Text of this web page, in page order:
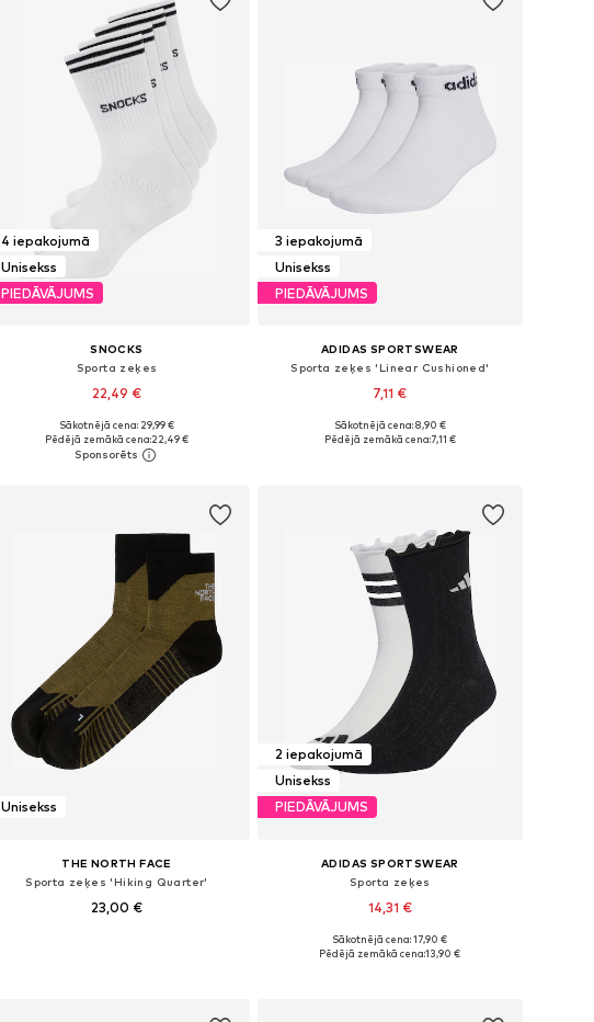
4 iepakojumā
Unisekss
PIEDĀVĀJUMS
SNOCKS
Sporta zeķes
22,49 €
Pieejamie izmēri: 39-42, 43-46
Pievienot grozam
Sākotnējā cena: 29,99 €
Pēdējā zemākā cena:22,49 €
3 iepakojumā
Unisekss
PIEDĀVĀJUMS
ADIDAS SPORTSWEAR
Sporta zeķes 'Linear Cushioned'
7,11 €
Pieejams daudzos izmēros
Sākotnējā cena: 8,90 €
Pēdējā zemākā cena:7,11 €
Unisekss
THE NORTH FACE
Sporta zeķes 'Hiking Quarter'
23,00 €
2 iepakojumā
Unisekss
PIEDĀVĀJUMS
ADIDAS SPORTSWEAR
Sporta zeķes
14,31 €
Sākotnējā cena: 17,90 €
Pēdējā zemākā cena:13,90 €